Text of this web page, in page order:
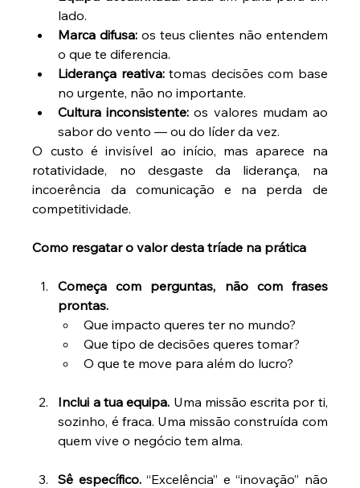
lado.
Marca difusa: os teus clientes não entendem
o que te diferencia.
Liderança reativa: tomas decisões com base
no urgente, não no importante.
Cultura inconsistente: os valores mudam ao
sabor do vento — ou do líder da vez.
O custo é invisível ao início, mas aparece na
rotatividade, no desgaste da liderança, na
incoerência da comunicação e na perda de
competitividade.
Como resgatar o valor desta tríade na prática
Começa com perguntas, não com frases
prontas.
Que impacto queres ter no mundo?
Que tipo de decisões queres tomar?
O que te move para além do lucro?
Inclui a tua equipa. Uma missão escrita por ti,
sozinho, é fraca. Uma missão construída com
quem vive o negócio tem alma.
Sê específico. “Excelência” e “inovação” não